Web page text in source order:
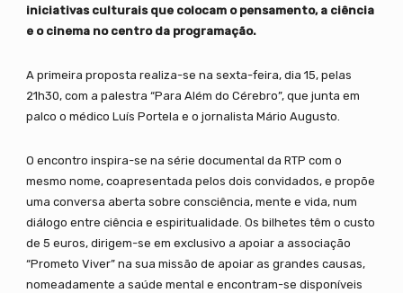
iniciativas culturais que colocam o pensamento, a ciência
e o cinema no centro da programação.
A primeira proposta realiza-se na sexta-feira, dia 15, pelas
21h30, com a palestra “Para Além do Cérebro”, que junta em
palco o médico Luís Portela e o jornalista Mário Augusto.
O encontro inspira-se na série documental da RTP com o
mesmo nome, coapresentada pelos dois convidados, e propõe
uma conversa aberta sobre consciência, mente e vida, num
diálogo entre ciência e espiritualidade. Os bilhetes têm o custo
de 5 euros, dirigem-se em exclusivo a apoiar a associação
“Prometo Viver” na sua missão de apoiar as grandes causas,
nomeadamente a saúde mental e encontram-se disponíveis